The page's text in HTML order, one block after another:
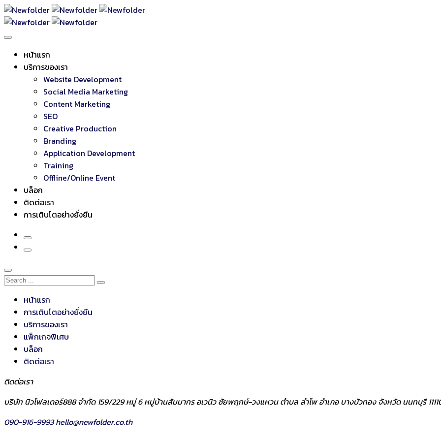
หน้าแรก
บริการของเรา
Website Development
Social Media Marketing
Content Marketing
SEO
Creative Production
Branding
Application Development
Training
Offline/Online Event
บล็อก
ติดต่อเรา
การเติบโตอย่างยั่งยืน
หน้าแรก
การเติบโตอย่างยั่งยืน
บริการของเรา
แพ็กเกจพิเศษ
บล็อก
ติดต่อเรา
ติดต่อเรา
บริษัท นิวโฟลเดอร์888 จำกัด 159/229 หมู่ 6 หมู่บ้านสัมมากร อเวนิว ชัยพฤกษ์-วงแหวน ตำบล ลำโพ อำเภอ บางบัวทอง จังหวัด นนทบุรี
090-916-9993hello@newfolder.co.th